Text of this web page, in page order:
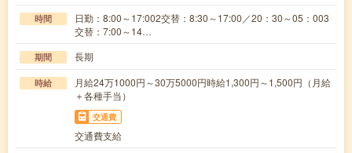
時間
日勤：8:00～17:002交替：8:30～17:00／20：30～05：003
交替：7:00～14…
期間 長期
時給
月給24万1000円～30万5000円時給1,300円～1,500円（月給
＋各種手当）
交通費
交通費支給